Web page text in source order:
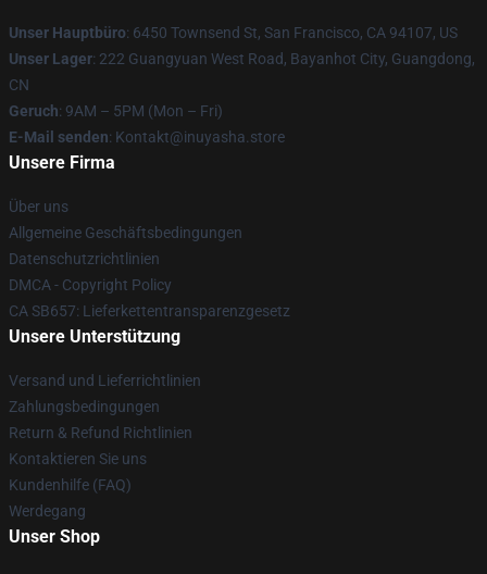
Unser Hauptbüro: 6450 Townsend St, San Francisco, CA 94107, US
Unser Lager: 222 Guangyuan West Road, Bayanhot City, Guangdong,
CN
Geruch: 9AM – 5PM (Mon – Fri)
E-Mail senden: Kontakt@inuyasha.store
Unsere Firma
Über uns
Allgemeine Geschäftsbedingungen
Datenschutzrichtlinien
DMCA - Copyright Policy
CA SB657: Lieferkettentransparenzgesetz
Unsere Unterstützung
Versand und Lieferrichtlinien
Zahlungsbedingungen
Return & Refund Richtlinien
Kontaktieren Sie uns
Kundenhilfe (FAQ)
Werdegang
Unser Shop